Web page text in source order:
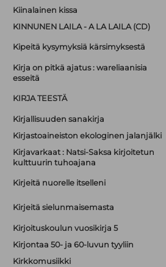
Kiinalainen kissa
KINNUNEN LAILA - A LA LAILA (CD)
Kipeitä kysymyksiä kärsimyksestä
Kirja on pitkä ajatus : wareliaanisia
esseitä
KIRJA TEESTÄ
Kirjallisuuden sanakirja
Kirjastoaineiston ekologinen jalanjälki
Kirjavarkaat : Natsi-Saksa kirjoitetun
kulttuurin tuhoajana
Kirjeitä nuorelle itselleni
Kirjeitä sielunmaisemasta
Kirjoituskoulun vuosikirja 5
Kirjontaa 50- ja 60-luvun tyyliin
Kirkkomusiikki